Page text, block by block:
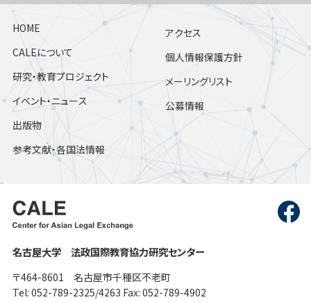
HOME
CALEについて
研究・教育プロジェクト
イベント・ニュース
出版物
参考文献・各国法情報
アクセス
個人情報保護方針
メーリングリスト
公募情報
名古屋大学 法政国際教育協力研究センター
〒464-8601 名古屋市千種区不老町
Tel: 052-789-2325/4263 Fax: 052-789-4902